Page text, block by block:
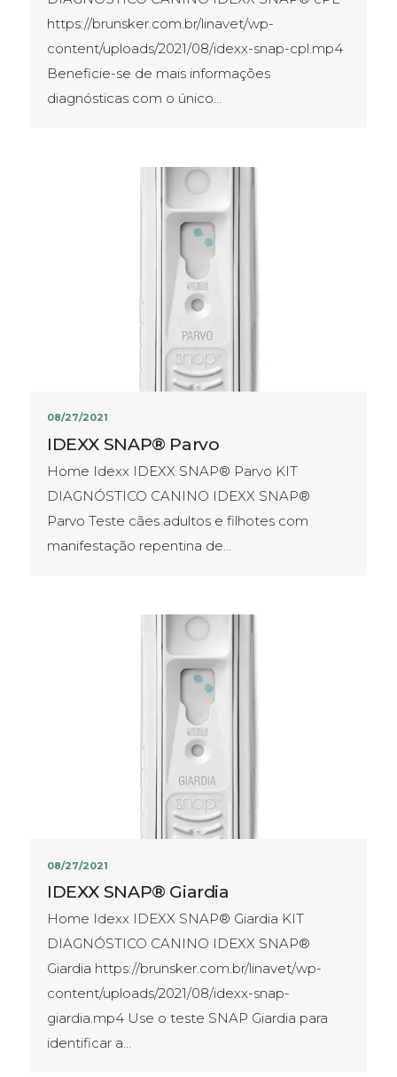
https://brunsker.com.br/linavet/wp-
content/uploads/2021/08/idexx-snap-cpl.mp4
Beneficie-se de mais informações
diagnósticas com o único…
08/27/2021
IDEXX SNAP® Parvo
Home Idexx IDEXX SNAP® Parvo KIT
DIAGNÓSTICO CANINO IDEXX SNAP®
Parvo Teste cães adultos e filhotes com
manifestação repentina de…
08/27/2021
IDEXX SNAP® Giardia
Home Idexx IDEXX SNAP® Giardia KIT
DIAGNÓSTICO CANINO IDEXX SNAP®
Giardia https://brunsker.com.br/linavet/wp-
content/uploads/2021/08/idexx-snap-
giardia.mp4 Use o teste SNAP Giardia para
identificar a…